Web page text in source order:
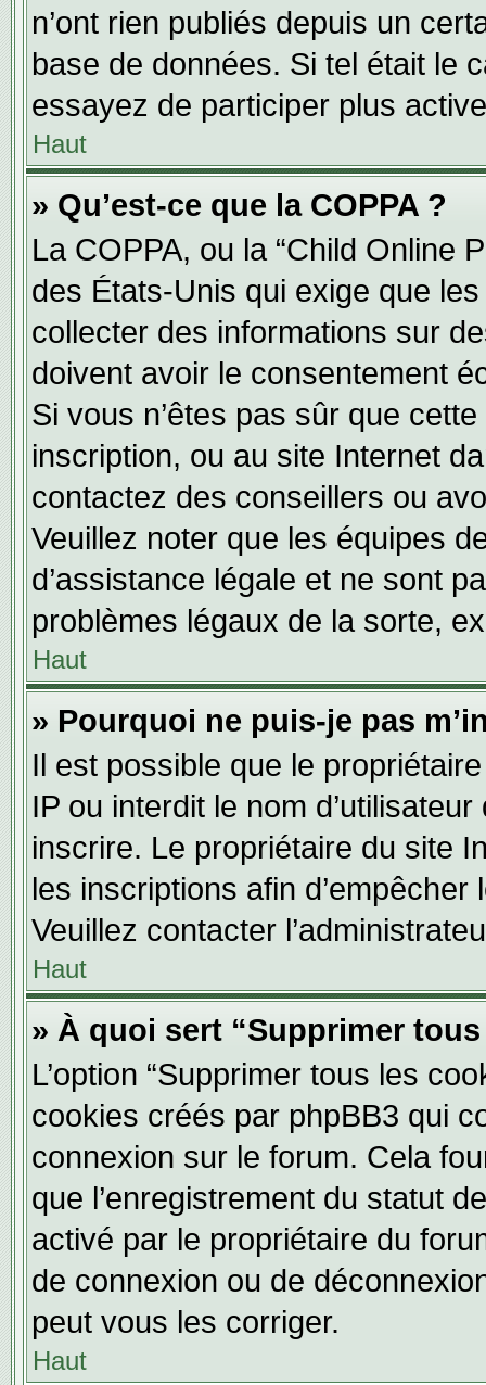
n’ont rien publiés depuis un
base de données. Si tel était le
essayez de participer plus
Haut
» Qu’est-ce que la COPPA ?
La COPPA, ou la “Child Online
des États-Unis qui exige que
collecter des informations sur
doivent avoir le consentement
Si vous n’êtes pas sûr que
inscription, ou au site Internet
contactez des conseillers ou
Veuillez noter que les équipes
d’assistance légale et ne sont
problèmes légaux de la sorte,
Haut
» Pourquoi ne puis-je pas
Il est possible que le
IP ou interdit le nom
inscrire. Le propriétaire du site
les inscriptions afin
Veuillez contacter
Haut
» À quoi sert “Supprimer
L’option “Supprimer tous les
cookies créés par phpBB3 qui
connexion sur le forum. Cela
que l’enregistrement du statut
activé par le propriétaire du
de connexion ou de
peut vous les corriger.
Haut